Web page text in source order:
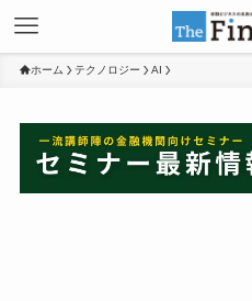
ホーム テクノロジー AI